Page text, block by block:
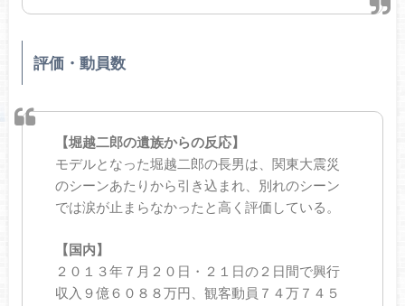
評価・動員数
【堀越二郎の遺族からの反応】
モデルとなった堀越二郎の長男は、関東大震災
のシーンあたりから引き込まれ、別れのシーン
では涙が止まらなかったと高く評価している。
【国内】
２０１３年７月２０日・２１日の２日間で興行
収入９億６０８８万円、観客動員７４万７４５